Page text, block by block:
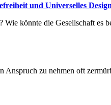
und Universelles
könnte die Gesellschaft es
Anspruch zu nehmen oft